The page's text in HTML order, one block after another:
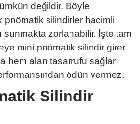
değildir. Böyle
pnömatik silindirler hacimli
sunmakta zorlanabilir. İşte tam
mini pnömatik silindir girer.
hem alan tasarrufu sağlar
ödün vermez.
Silindir